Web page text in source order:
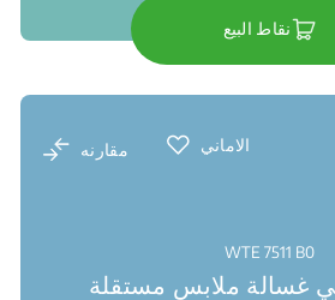
نقاط البيع
الاماني مقارنه
WTE 7511 B0
غسالة ملابس مستقلة